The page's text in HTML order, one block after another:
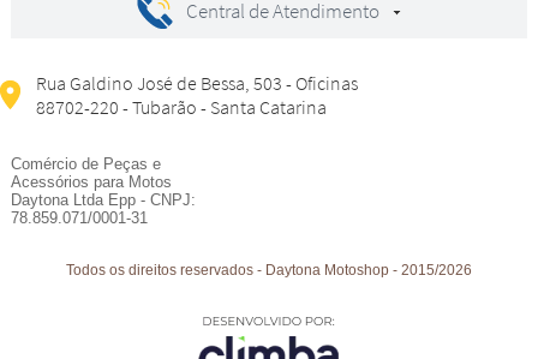
Central de Atendimento
Rua Galdino José de Bessa, 503 - Oficinas
88702-220 - Tubarão - Santa Catarina
Comércio de Peças e
Acessórios para Motos
Daytona Ltda Epp - CNPJ:
78.859.071/0001-31
Todos os direitos reservados -Daytona Motoshop -2015/2026